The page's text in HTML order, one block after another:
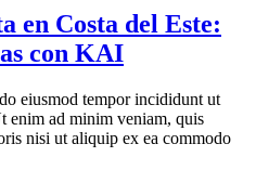
en Costa del Este:
con KAI
eiusmod tempor incididunt ut
enim ad minim veniam, quis
nisi ut aliquip ex ea commodo